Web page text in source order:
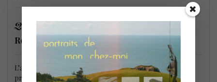
Qui Qu’en Grogneen vinyle sur Dièse Onze
Records
L’album Qui Qu’en Grogne
sera lancé sur vinyle à l’automne
prochain grâce à l’émergent label Dièse Onze Records de